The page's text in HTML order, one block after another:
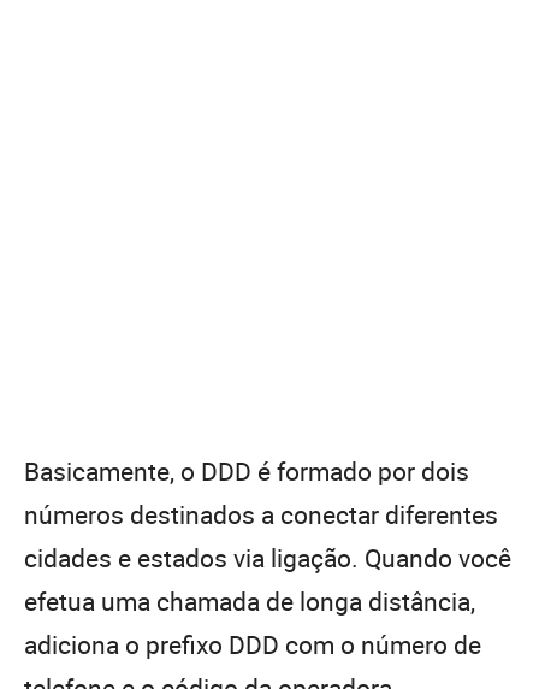
Basicamente, o DDD é formado por dois
números destinados a conectar diferentes
cidades e estados via ligação. Quando você
efetua uma chamada de longa distância,
adiciona o prefixo DDD com o número de